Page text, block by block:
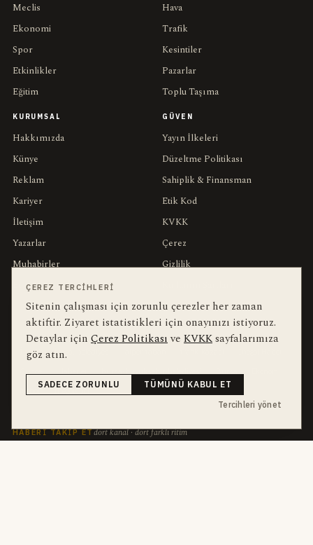
Meclis
Ekonomi
Spor
Etkinlikler
Eğitim
Hava
Trafik
Kesintiler
Pazarlar
Toplu Taşıma
KURUMSAL
Hakkımızda
Künye
Reklam
Kariyer
İletişim
Yazarlar
Muhabirler
Editörler
GÜVEN
Yayın İlkeleri
Düzeltme Politikası
Sahiplik & Finansman
Etik Kod
KVKK
Çerez
Gizlilik
YEREL ARANANLAR bu hafta en çok aranan
İnegöl inegol-belediyesi
HABERI TAKIP ETdört kanal · dört farklı ritim
ÇEREZ TERCIHLERI
Sitenin çalışması için zorunlu çerezler her zaman
aktiftir. Ziyaret istatistikleri için onayınızı istiyoruz.
Detaylar için Çerez Politikasıve KVKKsayfalarımıza
göz atın.
SADECE ZORUNLU
TÜMÜNÜ KABUL ET
Tercihleri yönet